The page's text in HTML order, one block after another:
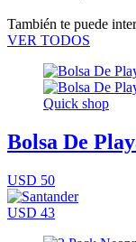
También te puede
VER TODOS
Quick shop
Bolsa De
USD 50
USD 43